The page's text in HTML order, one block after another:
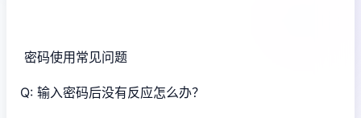
密码使用常见问题
Q: 输入密码后没有反应怎么办？